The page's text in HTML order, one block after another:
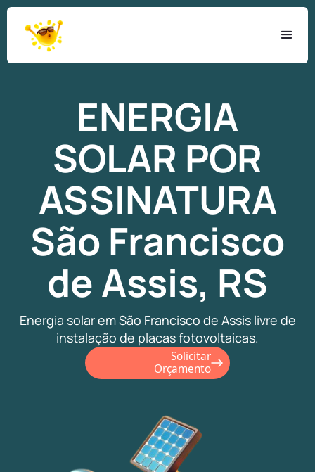
ENERGIA
SOLAR POR
ASSINATURA
São Francisco
de Assis, RS
Energia solar em São Francisco de Assis livre de
instalação de placas fotovoltaicas.
Solicitar
Orçamento